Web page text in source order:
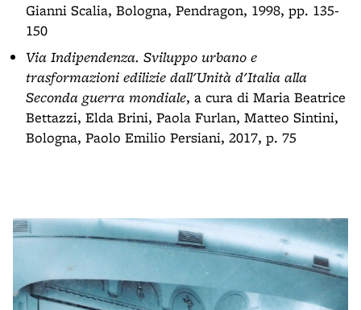
Gianni Scalia, Bologna, Pendragon, 1998, pp. 135-
150
Via Indipendenza. Sviluppo urbano e
trasformazioni edilizie dall'Unità d'Italia alla
Seconda guerra mondiale, a cura di Maria Beatrice
Bettazzi, Elda Brini, Paola Furlan, Matteo Sintini,
Bologna, Paolo Emilio Persiani, 2017, p. 75